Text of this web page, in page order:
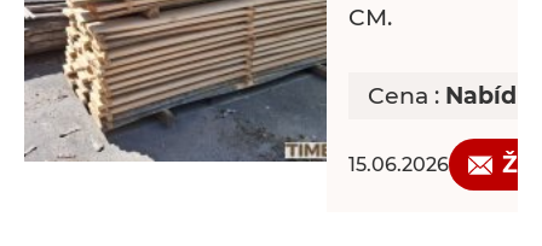
CM.
Cena :
15.06.2026